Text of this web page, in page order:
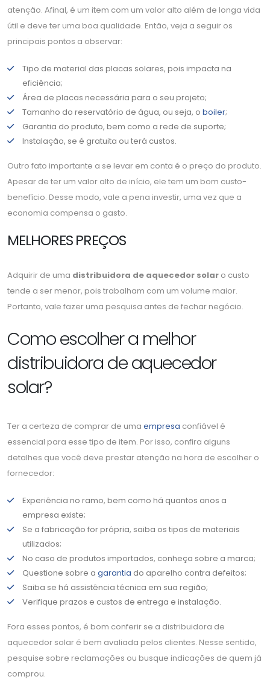
atenção. Afinal, é um item com um valor alto além de longa vida
útil e deve ter uma boa qualidade. Então, veja a seguir os
principais pontos a observar:
Tipo de material das placas solares, pois impacta na
eficiência;
Área de placas necessária para o seu projeto;
Tamanho do reservatório de água, ou seja, o boiler;
Garantia do produto, bem como a rede de suporte;
Instalação, se é gratuita ou terá custos.
Outro fato importante a se levar em conta é o preço do produto.
Apesar de ter um valor alto de início, ele tem um bom custo-
benefício. Desse modo, vale a pena investir, uma vez que a
economia compensa o gasto.
MELHORES PREÇOS
Adquirir de uma distribuidora de aquecedor solar o custo
tende a ser menor, pois trabalham com um volume maior.
Portanto, vale fazer uma pesquisa antes de fechar negócio.
Como escolher a melhor
distribuidora de aquecedor
solar?
Ter a certeza de comprar de uma empresa confiável é
essencial para esse tipo de item. Por isso, confira alguns
detalhes que você deve prestar atenção na hora de escolher o
fornecedor:
Experiência no ramo, bem como há quantos anos a
empresa existe;
Se a fabricação for própria, saiba os tipos de materiais
utilizados;
No caso de produtos importados, conheça sobre a marca;
Questione sobre a garantia do aparelho contra defeitos;
Saiba se há assistência técnica em sua região;
Verifique prazos e custos de entrega e instalação.
Fora esses pontos, é bom conferir se a distribuidora de
aquecedor solar é bem avaliada pelos clientes. Nesse sentido,
pesquise sobre reclamações ou busque indicações de quem já
comprou.